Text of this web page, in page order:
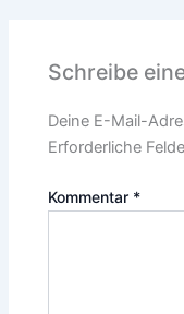
Schreibe
Deine E-Mail-
Erforderliche
Kommentar *